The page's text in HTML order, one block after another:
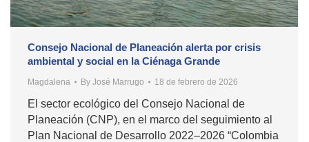
Consejo Nacional de Planeación alerta por crisis
ambiental y social en la Ciénaga Grande
Magdalena By José Marrugo 18 de febrero de 2026
El sector ecológico del Consejo Nacional de
Planeación (CNP), en el marco del seguimiento al
Plan Nacional de Desarrollo 2022–2026 “Colombia